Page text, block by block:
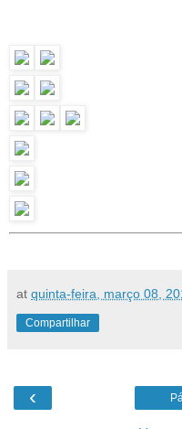
at quinta-feira, março 08,
Compartilhar
‹